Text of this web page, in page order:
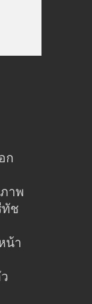
ก
าพ
ทัช
น้า